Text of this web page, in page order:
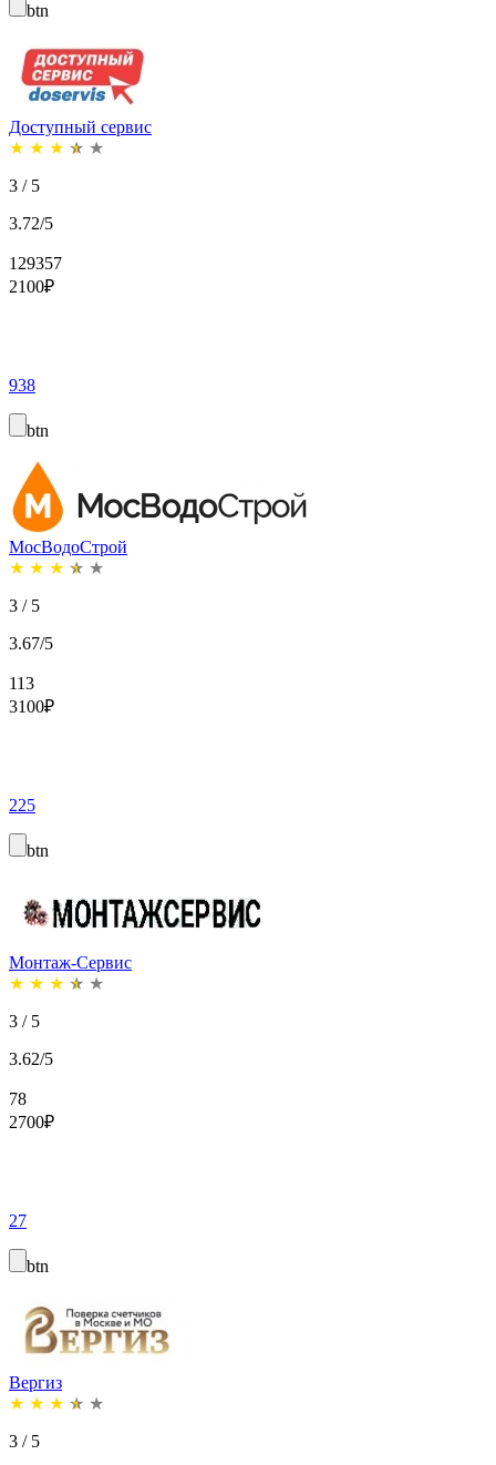
btn
Доступный сервис
★ ★ ★ ★ ★
3 / 5
3.72/5
129357
2100₽
938
btn
МосВодоСтрой
★ ★ ★ ★ ★
3 / 5
3.67/5
113
3100₽
225
btn
Монтаж-Сервис
★ ★ ★ ★ ★
3 / 5
3.62/5
78
2700₽
27
btn
Вергиз
★ ★ ★ ★ ★
3 / 5